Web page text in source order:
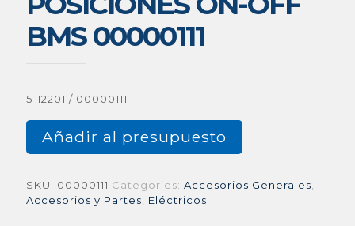
BMS 00000111
5-12201 / 00000111
Añadir al presupuesto
SKU: 00000111 Categories: Accesorios Generales
Accesorios y Partes
Eléctricos